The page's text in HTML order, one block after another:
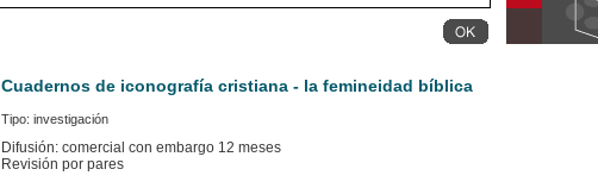
Cuadernos de iconografía cristiana - la femineidad bíblica
Tipo: investigación
Difusión: comercial con embargo 12 meses
Revisión por pares